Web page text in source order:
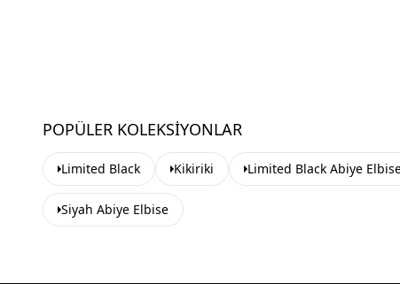
POPÜLER KOLEKSIYONLAR
Limited Black Kikiriki Limited Black Abiye
Siyah Abiye Elbise